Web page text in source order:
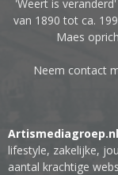
'Weert is
van 1890 tot ca.
Maes
Neem contact
Artismediagroep.nl
lifestyle, zakelijke,
aantal krachtige